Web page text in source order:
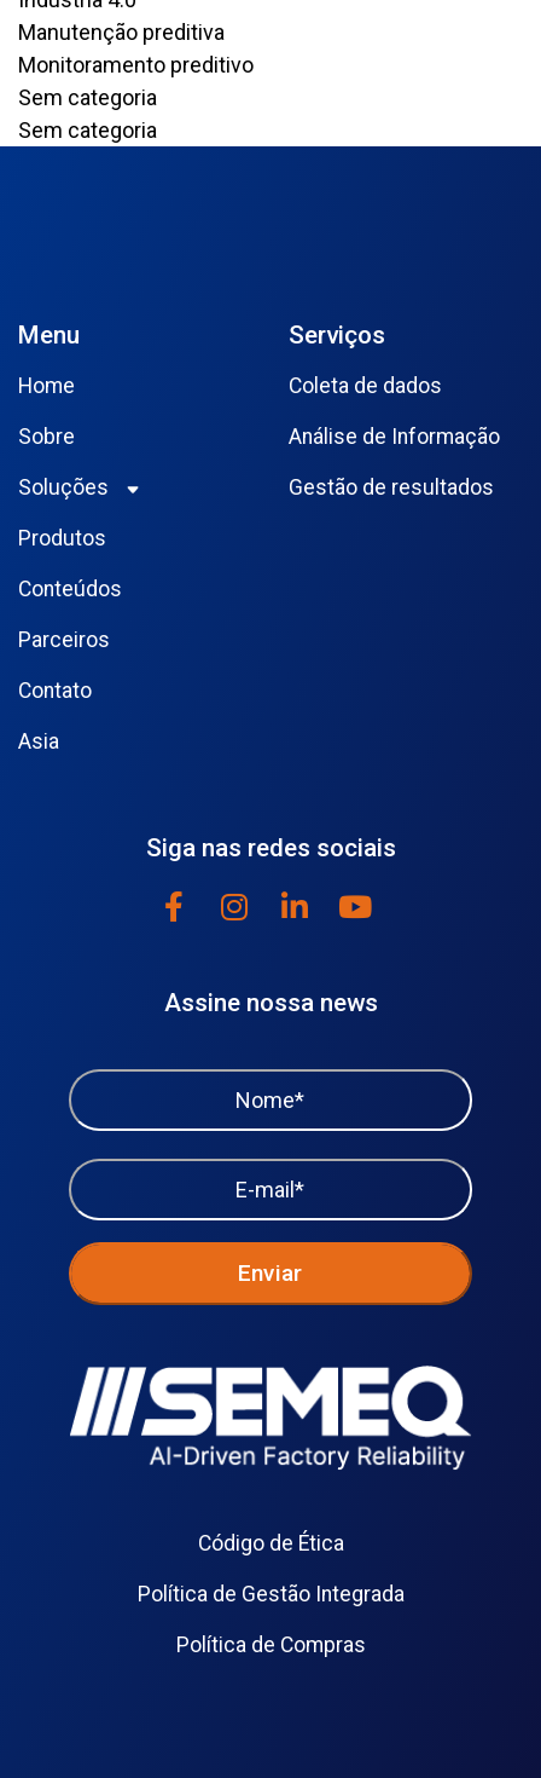
Manutenção preditiva
Monitoramento preditivo
Sem categoria
Sem categoria
Menu
Home
Sobre
Soluções
Produtos
Conteúdos
Parceiros
Contato
Asia
Serviços
Coleta de dados
Análise de Informação
Gestão de resultados
Siga nas redes sociais
Assine nossa news
Código de Ética
Política de Gestão Integrada
Política de Compras